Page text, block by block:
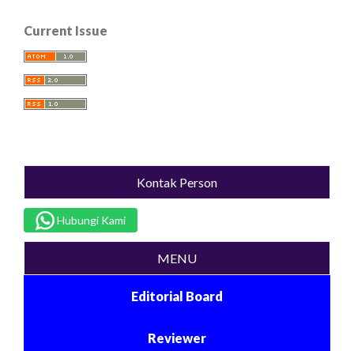
Current Issue
Kontak Person
Hubungi Kami
MENU
Editorial Board
Reviewer